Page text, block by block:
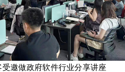
邀做政府软件行业分享讲座